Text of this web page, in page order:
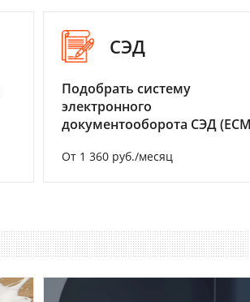
СЭД
Подобрать систему
электронного
документооборота СЭД
От 1 360 руб./месяц